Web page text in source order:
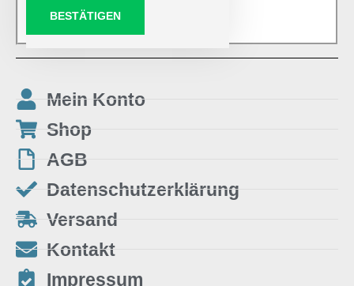
BESTÄTIGEN
Mein Konto
Shop
AGB
Datenschutzerklärung
Versand
Kontakt
Impressum